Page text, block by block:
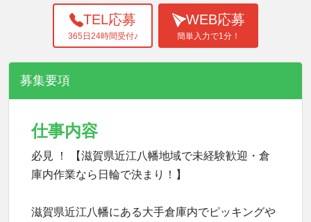
WEB応募
簡単入力で1分！
TEL応募
365日24時間受付♪
募集要項
仕事内容
必見 ！ 【滋賀県近江八幡地域で未経験歓迎・倉
庫内作業なら日輪で決まり！】
滋賀県近江八幡にある大手倉庫内でピッキングや